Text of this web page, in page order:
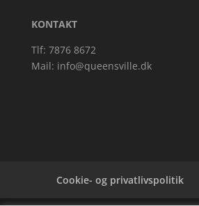
KONTAKT
Tlf: 7876 8672
Mail: info@queensville.dk
Cookie- og privatlivspolitik